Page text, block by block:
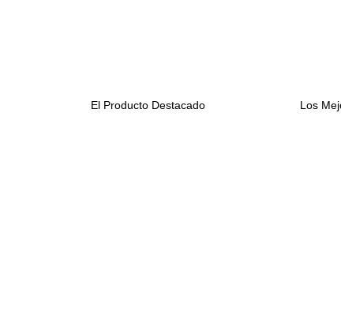
El Producto Destacado Los